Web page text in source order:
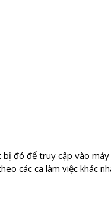
đó để truy cập vào máy
các ca làm việc khác